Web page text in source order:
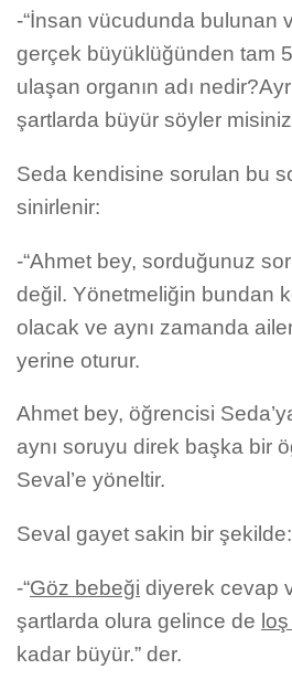
-“İnsan vücudunda bulunan
gerçek büyüklüğünden tam
ulaşan organın adı
şartlarda büyür söyler
Seda kendisine sorulan bu
sinirlenir:
-“Ahmet bey, sorduğunuz
değil. Yönetmeliğin bundan
olacak ve aynı zamanda
yerine oturur.
Ahmet bey, öğrencisi
aynı soruyu direk başka bir
Seval’e yöneltir.
Seval gayet sakin bir şekilde:
-“Göz bebeği diyerek cevap
şartlarda olura gelince de loş
kadar büyür.” der.